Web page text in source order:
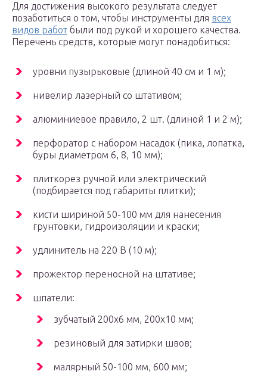
Для достижения высокого результата следует
позаботиться о том, чтобы инструменты для всех
видов работ были под рукой и хорошего качества.
Перечень средств, которые могут понадобиться:
уровни пузырьковые (длиной 40 см и 1 м);
нивелир лазерный со штативом;
алюминиевое правило, 2 шт. (длиной 1 и 2 м);
перфоратор с набором насадок (пика, лопатка,
буры диаметром 6, 8, 10 мм);
плиткорез ручной или электрический
(подбирается под габариты плитки);
кисти шириной 50-100 мм для нанесения
грунтовки, гидроизоляции и краски;
удлинитель на 220 В (10 м);
прожектор переносной на штативе;
шпатели:
зубчатый 200х6 мм, 200х10 мм;
резиновый для затирки швов;
малярный 50-100 мм, 600 мм;